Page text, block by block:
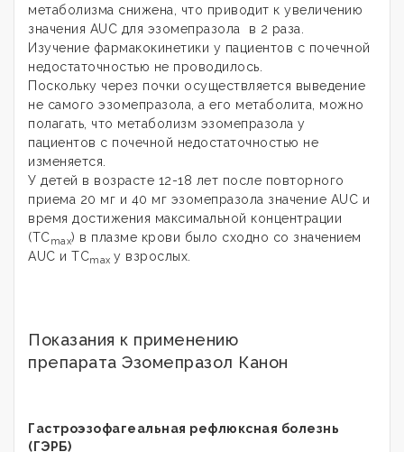
метаболизма снижена, что приводит к увеличению
значения AUC для эзомепразола в 2 раза.
Изучение фармакокинетики у пациентов с почечной
недостаточностью не проводилось.
Поскольку через почки осуществляется выведение
не самого эзомепразола, а его метаболита, можно
полагать, что метаболизм эзомепразола у
пациентов с почечной недостаточностью не
изменяется.
У детей в возрасте 12-18 лет после повторного
приема 20 мг и 40 мг эзомепразола значение AUC и
время достижения максимальной концентрации
(TCmax) в плазме крови было сходно со значением
AUC и TCmax у взрослых.
Показания к применению
препарата Эзомепразол Канон
Гастроэзофагеальная рефлюксная болезнь
(ГЭРБ)